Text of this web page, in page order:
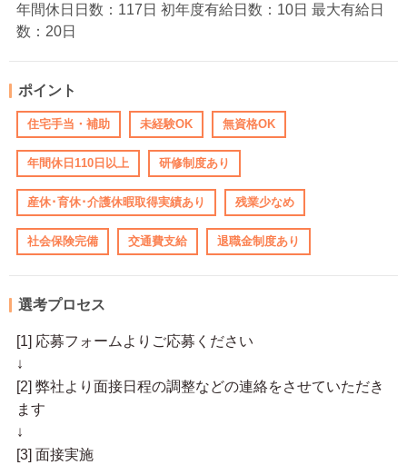
年間休日日数：117日 初年度有給日数：10日 最大有給日
数：20日
ポイント
住宅手当・補助 未経験OK 無資格OK
年間休日110日以上 研修制度あり
産休･育休･介護休暇取得実績あり 残業少なめ
社会保険完備 交通費支給 退職金制度あり
選考プロセス
[1] 応募フォームよりご応募ください
↓
[2] 弊社より面接日程の調整などの連絡をさせていただき
ます
↓
[3] 面接実施